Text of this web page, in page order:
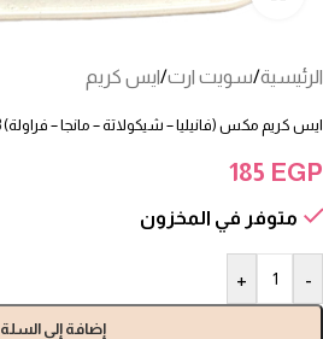
الرئيسية/سويت ارت/ايس كريم
ايس كريم مكس (فانيليا – شيكولاتة – مانجا – فراولة) 3 لتر – ايس نايس
185 EGP
متوفر في المخزون
-
+
إضافة إلى السلة